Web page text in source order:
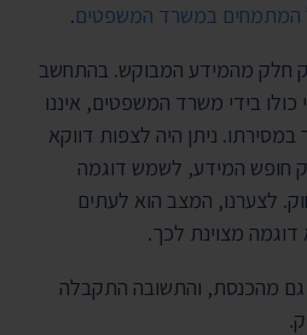
המתמחים במשרד המשפטים.
חלק מהמידע המבוקש. בהתחשב
בידי משרד המשפטים, איננו
במסירתו. ניתן היה לצפות דווקא
חופש המידע, לשמש דוגמה
לצערנו, המצב הוא לעתים
דוגמה מצוינת לכך.
גם מהכנסת, והתשובה התקבלה